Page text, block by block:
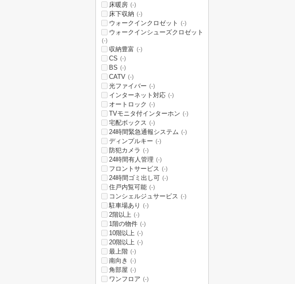
床暖房 (-)
床下収納 (-)
ウォークインクロゼット (-)
ウォークインシューズクロゼット
(-)
収納豊富 (-)
CS (-)
BS (-)
CATV (-)
光ファイバー (-)
インターネット対応 (-)
オートロック (-)
TVモニタ付インターホン (-)
宅配ボックス (-)
24時間緊急通報システム (-)
ディンプルキー (-)
防犯カメラ (-)
24時間有人管理 (-)
フロントサービス (-)
24時間ゴミ出し可 (-)
住戸内覧可能 (-)
コンシェルジュサービス (-)
駐車場あり (-)
2階以上 (-)
1階の物件 (-)
10階以上 (-)
20階以上 (-)
最上階 (-)
南向き (-)
角部屋 (-)
ワンフロア (-)